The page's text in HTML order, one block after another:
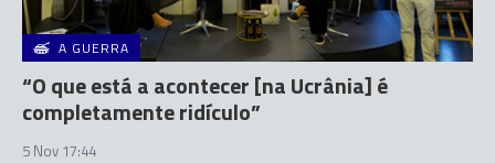
A GUERRA
“O que está a acontecer [na Ucrânia] é
completamente ridículo”
5 Nov 17:44